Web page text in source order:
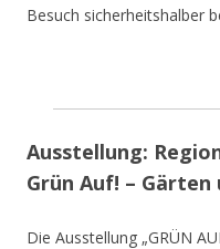
Besuch sicherheitshalber
Ausstellung:
Grün Auf! –
Die Ausstellung „GRÜN